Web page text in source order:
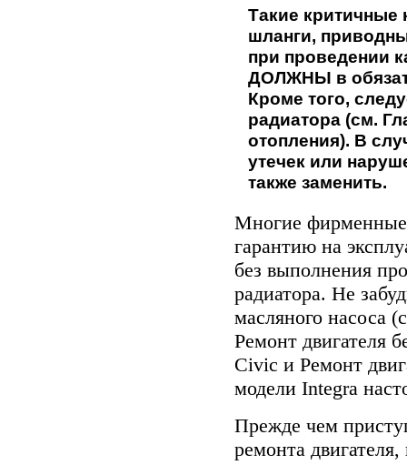
Такие критичные
шланги,
при проведении
ДОЛЖНЫ в
Кроме того,
радиатора (см.
отопления). В
утечек или
также заменить.
Многие фирменные
гарантию на
без выполнения
радиатора. Не
масляного насоса
Ремонт двигателя
Civic и Ремонт
модели Integra
Прежде чем
ремонта